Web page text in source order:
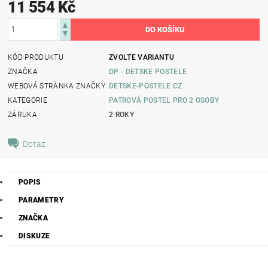
11 554 Kč
KÓD PRODUKTU
ZVOLTE VARIANTU
ZNAČKA
DP - DETSKE POSTELE
WEBOVÁ STRÁNKA ZNAČKY DETSKE-POSTELE.CZ
KATEGORIE
PATROVÁ POSTEL PRO 2 OSOBY
ZÁRUKA
2 ROKY
Dotaz
POPIS
PARAMETRY
ZNAČKA
DISKUZE